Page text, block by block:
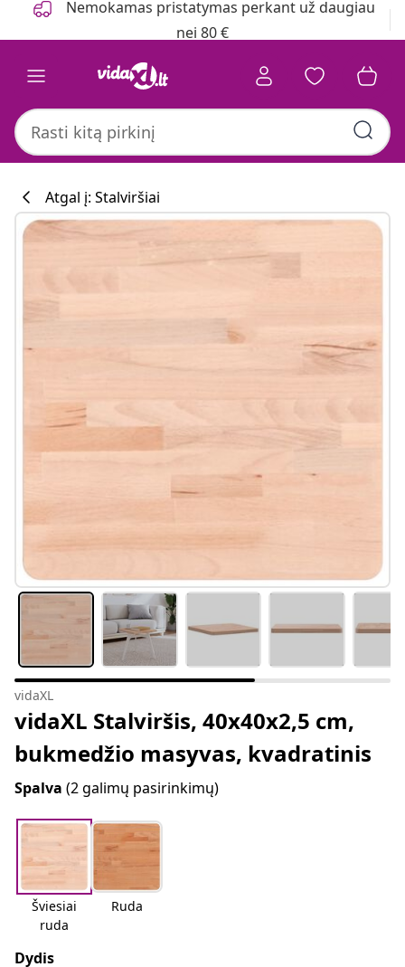
Nemokamas pristatymas perkant už daugiau
nei 80 €
Atgal į: Stalviršiai
vidaXL
vidaXL Stalviršis, 40x40x2,5 cm,
bukmedžio masyvas, kvadratinis
Spalva (2 galimų pasirinkimų)
Šviesiai
ruda
Ruda
Dydis